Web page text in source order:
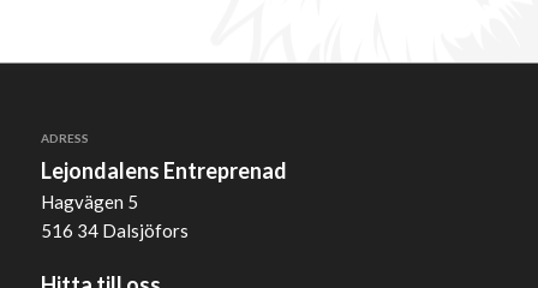
ADRESS
Lejondalens Entreprenad
Hagvägen 5
516 34 Dalsjöfors